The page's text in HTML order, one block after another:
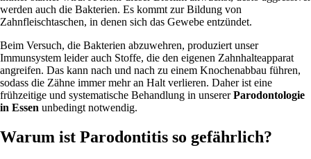
werden auch die Bakterien. Es kommt zur Bildung von
Zahnfleischtaschen, in denen sich das Gewebe entzündet.
Beim Versuch, die Bakterien abzuwehren, produziert unser
Immunsystem leider auch Stoffe, die den eigenen Zahnhalteapparat
angreifen. Das kann nach und nach zu einem Knochenabbau führen,
sodass die Zähne immer mehr an Halt verlieren. Daher ist eine
frühzeitige und systematische Behandlung in unsererParodontologie
in Essen unbedingt notwendig.
Warum ist Parodontitis so gefährlich?